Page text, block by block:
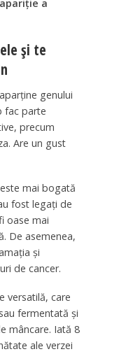
a
și te
genului
fac parte
precum
Are un gust
mai bogată
fost legați de
oase mai
De asemenea,
și
de cancer.
versatilă, care
fermentată și
mâncare. Iată 8
ale verzei